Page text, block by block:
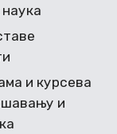
и курсева
и